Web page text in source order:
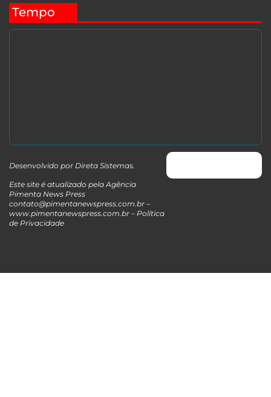
Tempo
Desenvolvido por Direta Sistemas.
Este site é atualizado pela Agência
Pimenta News Press
contato@pimentanewspress.com.br –
www.pimentanewspress.com.br – Política
de Privacidade